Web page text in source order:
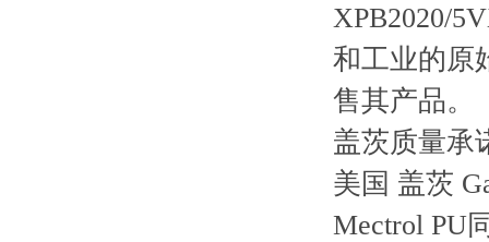
XPB2020/
和工业的原
售其产品。
盖茨质量承
美国 盖茨
Mectrol PU